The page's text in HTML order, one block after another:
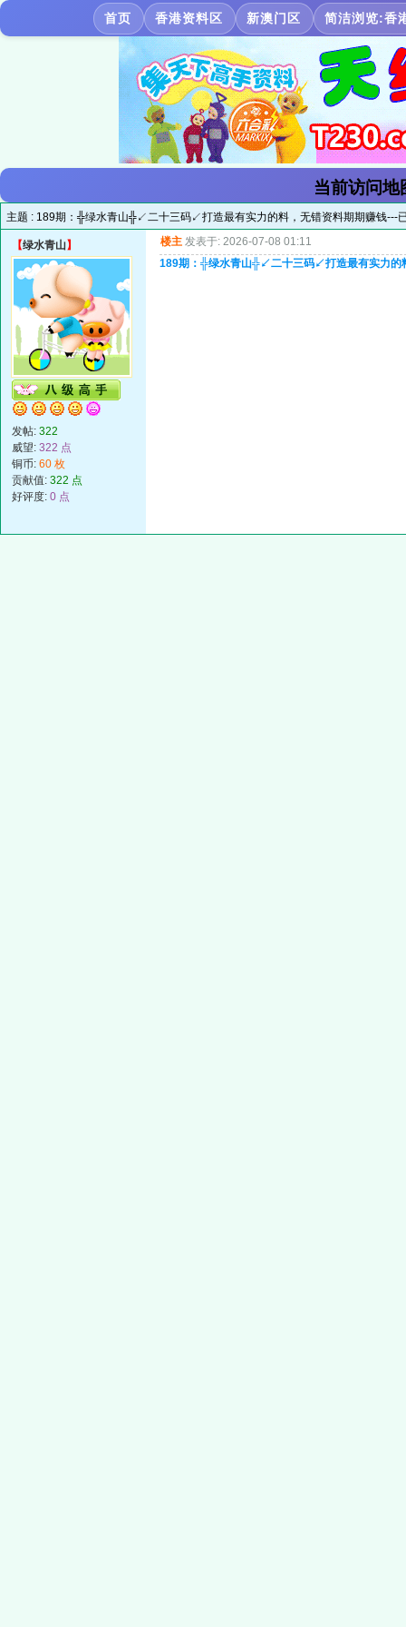
首页 香港资料区 新澳门区 简洁浏览:香
当前访问地
主题 : 189期：╬绿水青山╬↙二十三码↙打造最有实力的料，无错资料期期赚钱---
【绿水青山】
发帖: 322
威望: 322 点
铜币: 60 枚
贡献值: 322 点
好评度: 0 点
楼主 发表于: 2026-07-08 01:11
189期：╬绿水青山╬↙二十三码↙打造最有实力的